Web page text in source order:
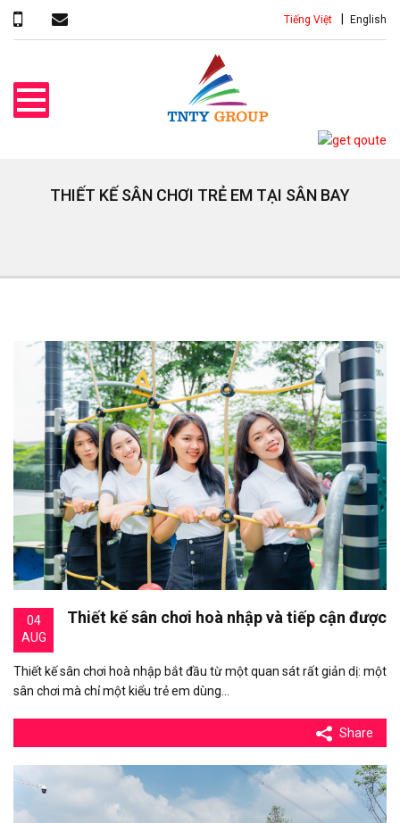
Tiếng Việt English
THIẾT KẾ SÂN CHƠI TRẺ EM TẠI SÂN BAY
04
AUG
Thiết kế sân chơi hoà nhập và tiếp cận được
Thiết kế sân chơi hoà nhập bắt đầu từ một quan sát rất giản dị: một
sân chơi mà chỉ một kiểu trẻ em dùng…
Share